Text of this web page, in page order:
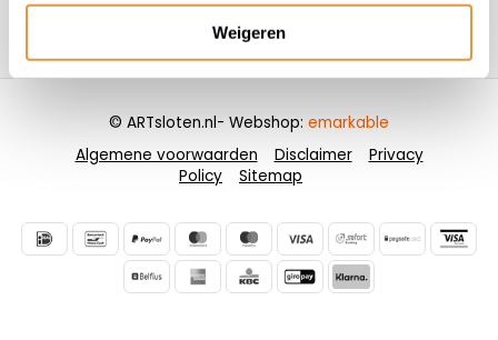
Weigeren
Contactgegevens
Algemene voorwaarden Disclaimer
Privacy
Policy
Sitemap
© ARTsloten.nl- Webshop: emarkable